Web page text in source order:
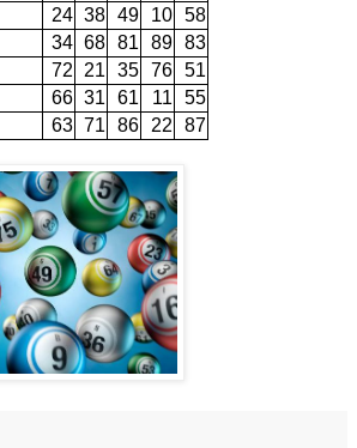
24 38 49 10 58
34 68 81 89 83
72 21 35 76 51
66 31 61 11
55
63 71 86 22 87